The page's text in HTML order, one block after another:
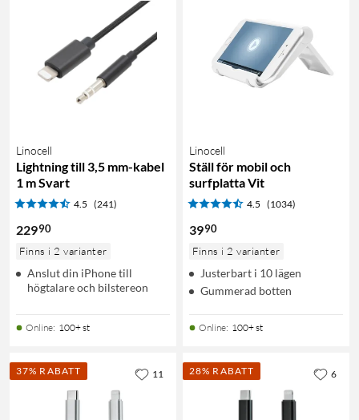
Linocell
Lightning till 3,5 mm-kabel
1 m Svart
4.5 (241)
22990
Finns i 2 varianter
Anslut din iPhone till
högtalare och bilstereon
Online: 100+ st
Linocell
Ställ för mobil och
surfplatta Vit
4.5 (1034)
3990
Finns i 2 varianter
Justerbart i 10 lägen
Gummerad botten
Online: 100+ st
37% RABATT 11 28% RABATT 6